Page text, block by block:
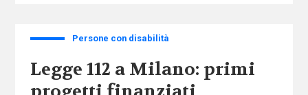
Persone con disabilità
Legge 112 a Milano: primi